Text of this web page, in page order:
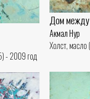
- 2009 год
Дом
Акмал Нур
Холст,